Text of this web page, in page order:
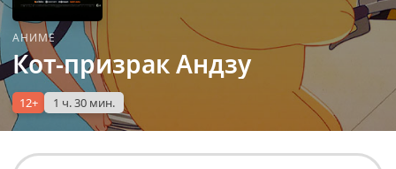
АНИМЕ
Кот-призрак Андзу
12+ 1 ч. 30 мин.